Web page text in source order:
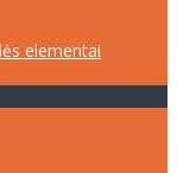
elementai